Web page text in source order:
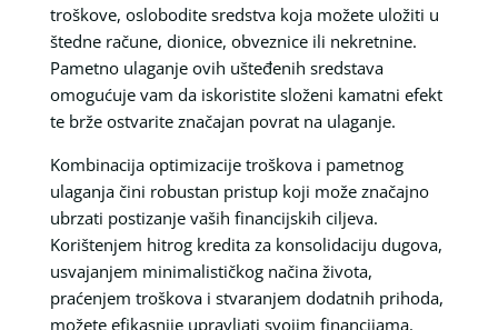
troškove, oslobodite sredstva koja možete uložiti u
štedne račune, dionice, obveznice ili nekretnine.
Pametno ulaganje ovih ušteđenih sredstava
omogućuje vam da iskoristite složeni kamatni efekt
te brže ostvarite značajan povrat na ulaganje.
Kombinacija optimizacije troškova i pametnog
ulaganja čini robustan pristup koji može značajno
ubrzati postizanje vaših financijskih ciljeva.
Korištenjem hitrog kredita za konsolidaciju dugova,
usvajanjem minimalističkog načina života,
praćenjem troškova i stvaranjem dodatnih prihoda,
možete efikasnije upravljati svojim financijama.